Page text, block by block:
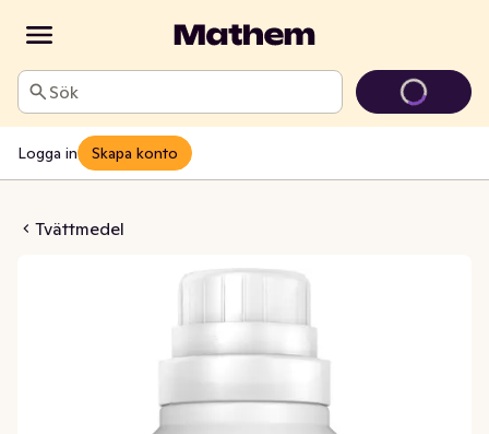
Sök
Logga in Skapa konto
Tvättmedel
Colour Parfymfri